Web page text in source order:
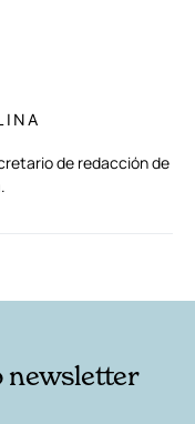
de redacción de
newsletter